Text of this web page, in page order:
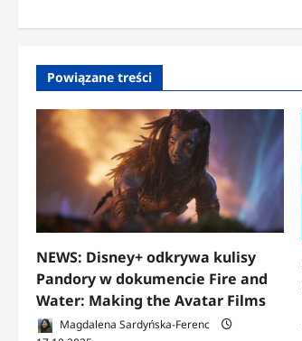
c
z
w
i
s
y
Powiązane treści
NEWS: Disney+ odkrywa kulisy
Pandory w dokumencie Fire and
Water: Making the Avatar Films
Magdalena Sardyńska-Ferenc